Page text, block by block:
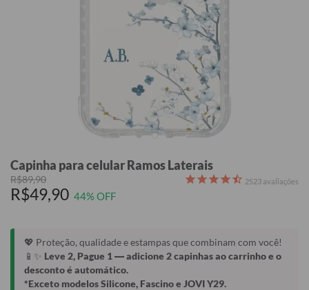
Capinha para celular Ramos Laterais
R$89,90
R$49,90 44% OFF
2523 avaliações
💖 Proteção, qualidade e estampas que combinam com você!
📱✨ Leve 2, Pague 1— adicione 2 capinhas ao carrinho e o
desconto é automático.
*Exceto modelos Silicone, Fascino e JOVI Y29.